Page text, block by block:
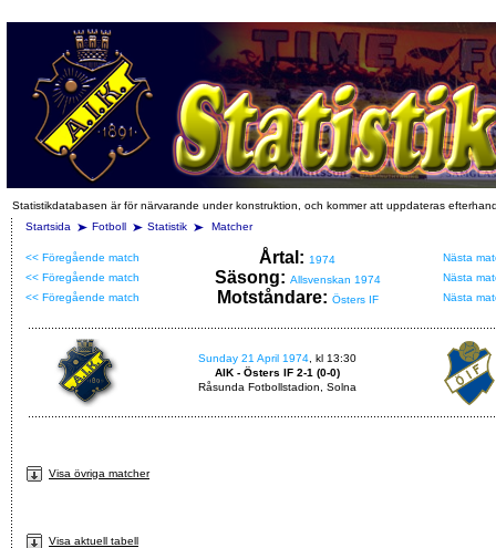
Statistikdatabasen är för närvarande under konstruktion, och kommer att uppdateras
Startsida
Fotboll Statistik Matcher
<< Föregående match Årtal: 1974
Nästa
<< Föregående match
Säsong: Allsvenskan 1974
Nästa
<< Föregående match
Motståndare: Östers IF Nästa
Sunday 21 April 1974, kl 13:30
AIK - Östers IF 2-1 (0-0)
Råsunda Fotbollstadion, Solna
Visa övriga matcher
Visa aktuell tabell